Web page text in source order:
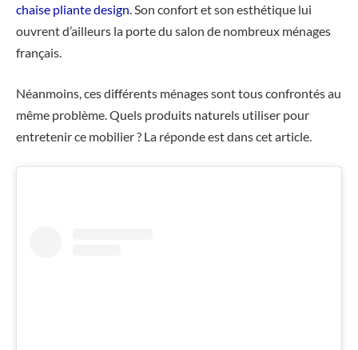
chaise pliante design. Son confort et son esthétique lui
ouvrent d’ailleurs la porte du salon de nombreux ménages
français.
Néanmoins, ces différents ménages sont tous confrontés au
même problème. Quels produits naturels utiliser pour
entretenir ce mobilier ? La réponde est dans cet article.